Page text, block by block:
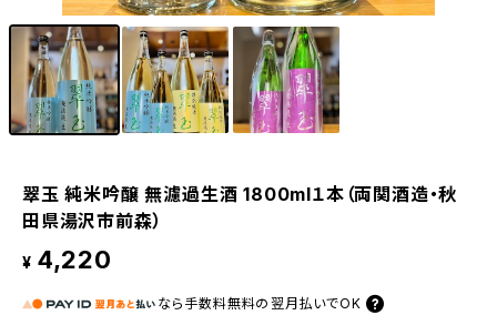
翠玉 純米吟醸 無濾過生酒 1800ml１本（両関酒造・秋
田県湯沢市前森）
¥ 4,220
なら 手数料無料の 翌月払いでOK